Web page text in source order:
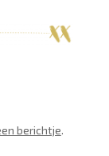
berichtje.